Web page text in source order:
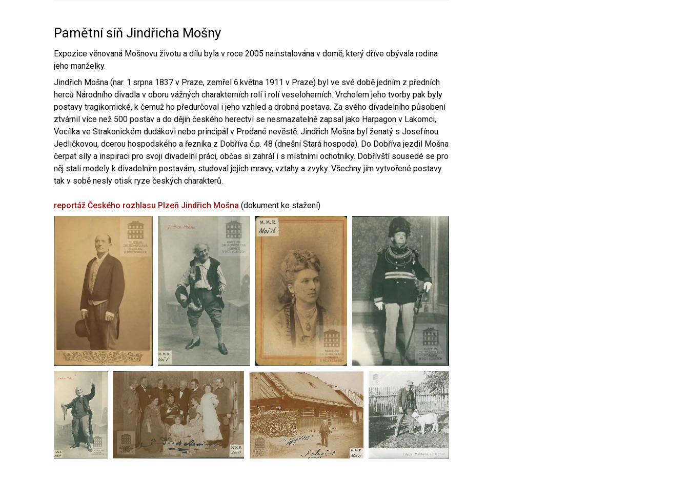
Pamětní síň Jindřicha Mošny
Expozice věnovaná Mošnovu životu a dílu byla v roce 2005 nainstalována v domě, který dříve obývala rodina
jeho manželky.
Jindřich Mošna (nar. 1.srpna 1837 v Praze, zemřel 6.května 1911 v Praze) byl ve své době jedním z předních
herců Národního divadla v oboru vážných charakterních rolí i rolí veseloherních. Vrcholem jeho tvorby pak byly
postavy tragikomické, k čemuž ho předurčoval i jeho vzhled a drobná postava. Za svého divadelního působení
ztvárnil více než 500 postav a do dějin českého herectví se nesmazatelně zapsal jako Harpagon v Lakomci,
Vocílka ve Strakonickém dudákovi nebo principál v Prodané nevěstě. Jindřich Mošna byl ženatý s Josefínou
Jedličkovou, dcerou hospodského a řezníka z Dobříva č.p. 48 (dnešní Stará hospoda). Do Dobříva jezdil Mošna
čerpat síly a inspiraci pro svoji divadelní práci, občas si zahrál i s místními ochotníky. Dobřívští sousedé se pro
něj stali modely k divadelním postavám, studoval jejich mravy, vztahy a zvyky. Všechny jím vytvořené postavy
tak v sobě nesly otisk ryze českých charakterů.
reportáž Českého rozhlasu Plzeň Jindřich Mošna (dokument ke stažení)